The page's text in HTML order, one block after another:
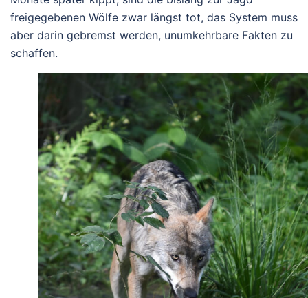
freigegebenen Wölfe zwar längst tot, das System muss
aber darin gebremst werden, unumkehrbare Fakten zu
schaffen.